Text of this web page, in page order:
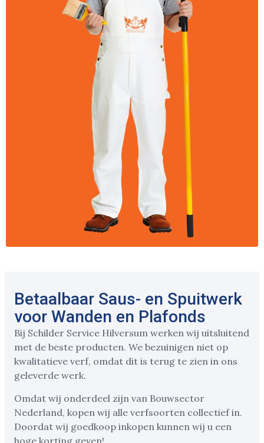
Betaalbaar Saus- en Spuitwerk
voor Wanden en Plafonds
Bij Schilder Service Hilversum werken wij uitsluitend
met de beste producten. We bezuinigen niet op
kwalitatieve verf, omdat dit is terug te zien in ons
geleverde werk.
Omdat wij onderdeel zijn van Bouwsector
Nederland, kopen wij alle verfsoorten collectief in.
Doordat wij goedkoop inkopen kunnen wij u een
hoge korting geven!